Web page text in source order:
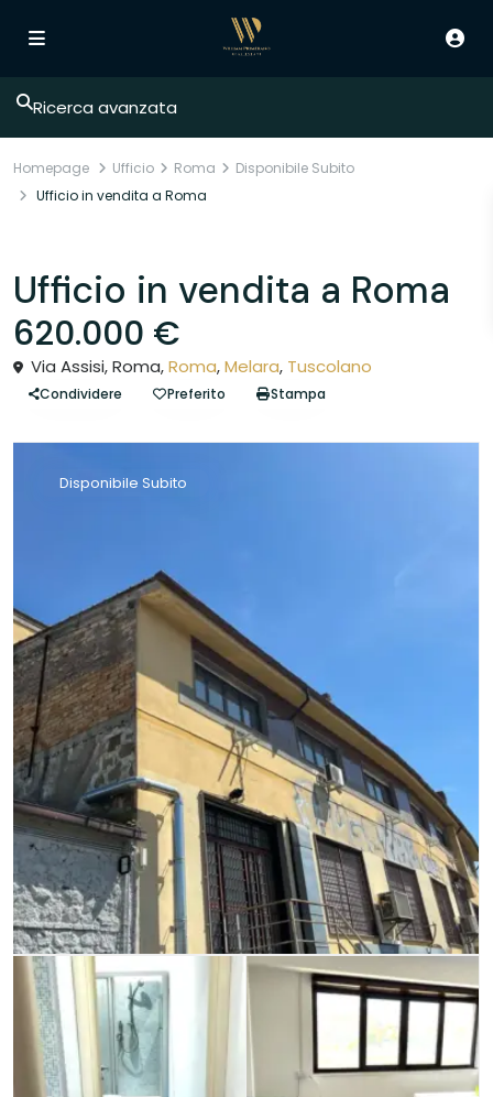
Ricerca avanzata
Homepage Ufficio Roma
Disponibile Subito
Ufficio in vendita a Roma
Ufficio in vendita a Roma
620.000 €
Via Assisi, Roma,Roma,Melara, Tuscolano
Condividere Preferito Stampa
Disponibile Subito